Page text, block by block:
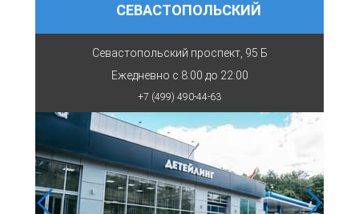
СЕВАСТОПОЛЬСКИЙ
Севастопольский проспект, 95 Б
Ежедневно с 8:00 до 22:00
+7 (499) 490-44-63